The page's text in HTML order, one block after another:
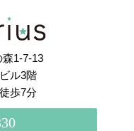
でフォロー
1-7-13
ル3階
歩7分